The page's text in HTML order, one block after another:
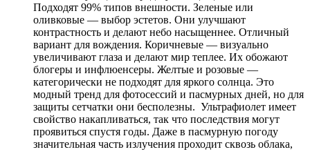
Подходят 99% типов внешности. Зеленые или
оливковые — выбор эстетов. Они улучшают
контрастность и делают небо насыщеннее. Отличный
вариант для вождения. Коричневые — визуально
увеличивают глаза и делают мир теплее. Их обожают
блогеры и инфлюенсеры. Желтые и розовые —
категорически не подходят для яркого солнца. Это
модный тренд для фотосессий и пасмурных дней, но для
защиты сетчатки они бесполезны. Ультрафиолет имеет
свойство накапливаться, так что последствия могут
проявиться спустя годы. Даже в пасмурную погоду
значительная часть излучения проходит сквозь облака,